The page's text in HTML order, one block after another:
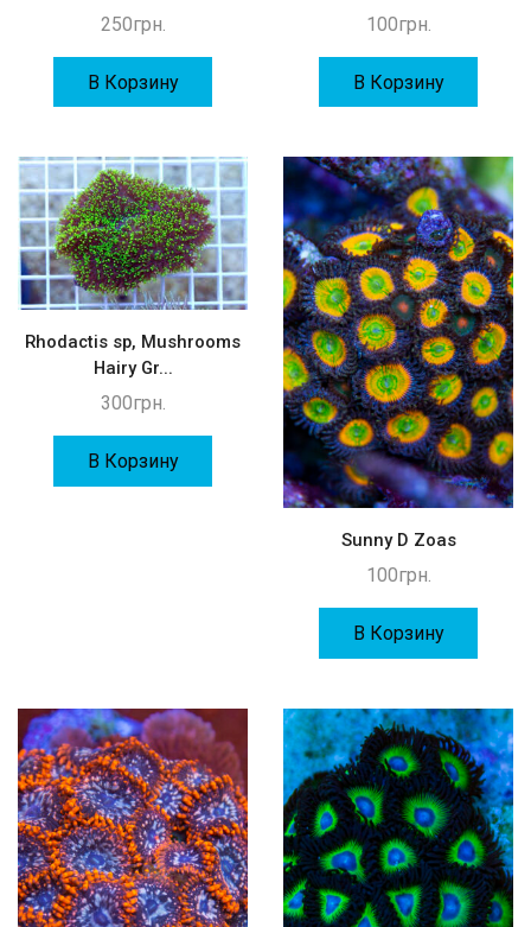
250грн.
В Корзину
100грн.
В Корзину
Rhodactis sp, Mushrooms
Hairy Gr...
300грн.
В Корзину
Sunny D Zoas
100грн.
В Корзину